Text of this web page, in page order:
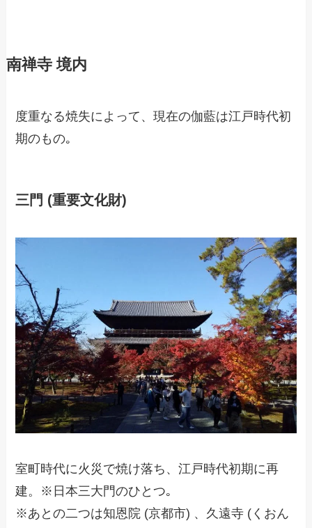
南禅寺 境内
度重なる焼失によって、現在の伽藍は江戸時代初
期のもの｡
三門 (重要文化財)
室町時代に火災で焼け落ち、江戸時代初期に再
建。※日本三大門のひとつ｡
※あとの二つは知恩院 (京都市) 、久遠寺 (くおん